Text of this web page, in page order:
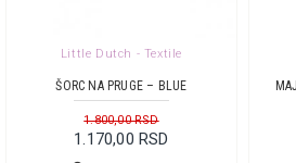
Little Dutch - Textile
ŠORC NA PRUGE – BLUE
1.170,00 RSD
1.800,00 RSD